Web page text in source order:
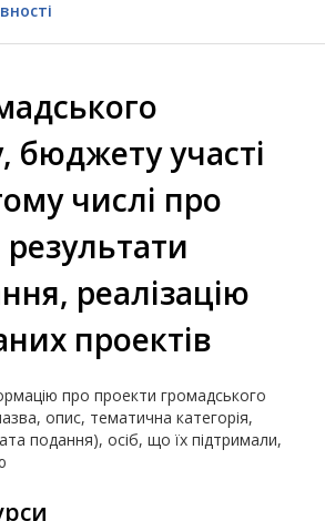
бюджету участі
числі про
реалізацію
проектів
про проекти громадського
опис, тематична категорія,
подання), осіб, що їх підтримали,